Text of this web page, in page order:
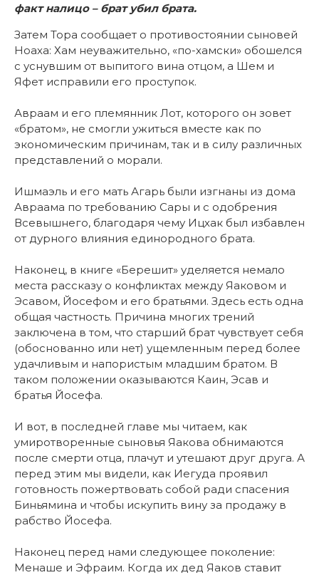
факт налицо – брат убил брата.
Затем Тора сообщает о противостоянии сыновей
Ноаха: Хам неуважительно, «по-хамски» обошелся
с уснувшим от выпитого вина отцом, а Шем и
Яфет исправили его проступок.
Авраам и его племянник Лот, которого он зовет
«братом», не смогли ужиться вместе как по
экономическим причинам, так и в силу различных
представлений о морали.
Ишмаэль и его мать Агарь были изгнаны из дома
Авраама по требованию Сары и с одобрения
Всевышнего, благодаря чему Ицхак был избавлен
от дурного влияния единородного брата.
Наконец, в книге «Берешит» уделяется немало
места рассказу о конфликтах между Яаковом и
Эсавом, Йосефом и его братьями. Здесь есть одна
общая частность. Причина многих трений
заключена в том, что старший брат чувствует себя
(обоснованно или нет) ущемленным перед более
удачливым и напористым младшим братом. В
таком положении оказываются Каин, Эсав и
братья Йосефа.
И вот, в последней главе мы читаем, как
умиротворенные сыновья Яакова обнимаются
после смерти отца, плачут и утешают друг друга. А
перед этим мы видели, как Иегуда проявил
готовность пожертвовать собой ради спасения
Биньямина и чтобы искупить вину за продажу в
рабство Йосефа.
Наконец перед нами следующее поколение:
Менаше и Эфраим. Когда их дед Яаков ставит